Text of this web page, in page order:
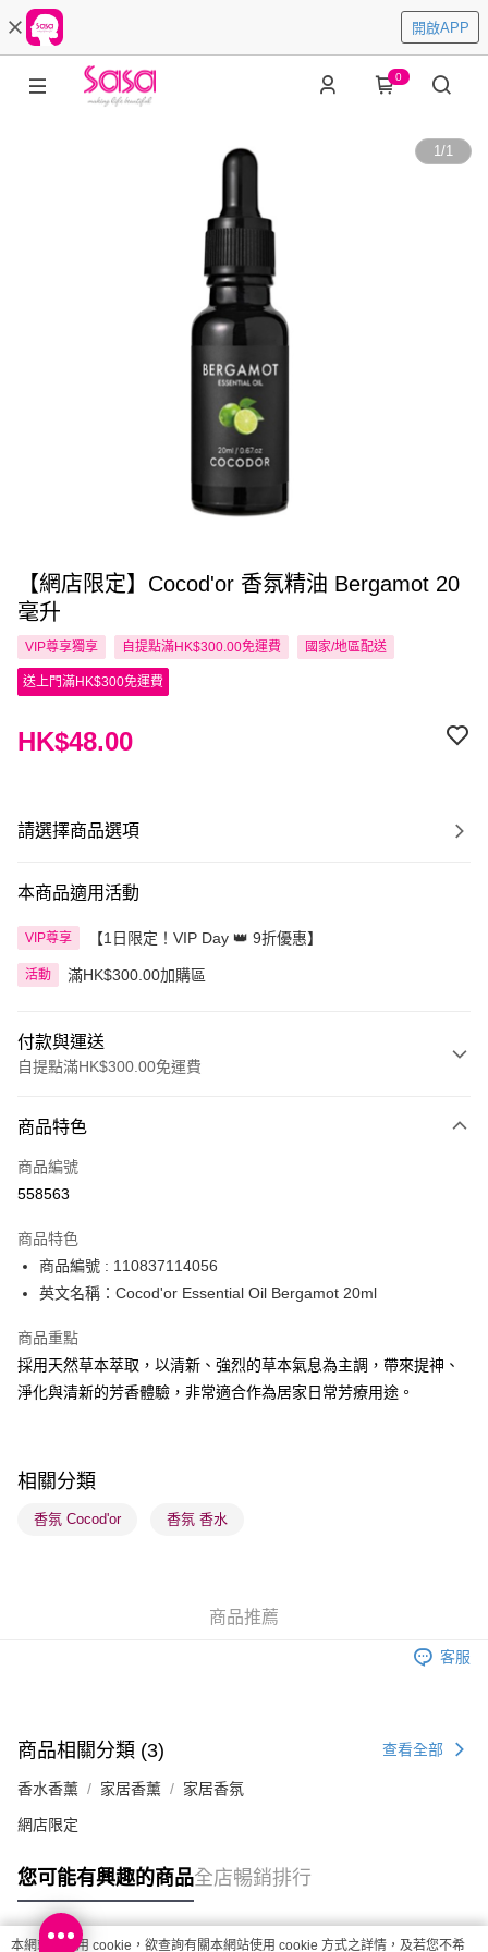
開啟APP
0
1/1
【網店限定】Cocod'or 香氛精油 Bergamot 20
毫升
VIP尊享獨享 自提點滿HK$300.00免運費 國家/地區配送
送上門滿HK$300免運費
HK$48.00
請選擇商品選項
本商品適用活動
VIP尊享 【1日限定！VIP Day 👑 9折優惠】
活動 滿HK$300.00加購區
付款與運送
自提點滿HK$300.00免運費
信用卡
Apple Pay
PayMe
WeChat Pay
BoC Pay
送貨方式
每筆HK$65.00，滿HK$300.00或以上免運費
每筆HK$65.00，滿HK$300.00或以上免運費
(香港門市) 只顯示可選門市。確認發貨後2-5個工作天到店，3天內
(澳門門市) 只顯示可選門市。確認發貨後2-5個工作天到店，3天內
取。逾期會取消訂單，並不會安排重寄
每筆HK$20.00，滿HK$100.00或以上免運費
商品特色
商品編號
558563
商品特色
商品編號 : 110837114056
英文名稱：Cocod'or Essential Oil Bergamot 20ml
商品重點
採用天然草本萃取，以清新、強烈的草本氣息為主調，帶來提神、
淨化與清新的芳香體驗，非常適合作為居家日常芳療用途。
相關分類
香氛 Cocod'or 香氛 香水
商品推薦
客服
商品相關分類 (3) 查看全部
香水香薰 家居香薰 家居香氛
網店限定
您可能有興趣的商品全店暢銷排行
本網站中使用 cookie，欲查詢有關本網站使用 cookie 方式之詳情，及若您不希